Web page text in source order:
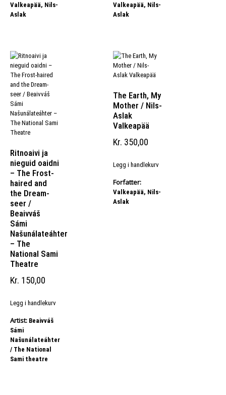
Valkeapää, Nils-
Aslak
Valkeapää, Nils-
Aslak
Ritnoaivi ja
nieguid oaidni
– The Frost-
haired and
the Dream-
seer /
Beaivváš
Sámi
Našunálateáhter
– The
National Sami
Theatre
Kr 150,00
Legg i handlekurv
Artist: Beaivváš
Sámi
Našunálateáhter
/ The National
Sami theatre
The Earth, My
Mother / Nils-
Aslak
Valkeapää
Kr 350,00
Legg i handlekurv
Forfatter:
Valkeapää, Nils-
Aslak